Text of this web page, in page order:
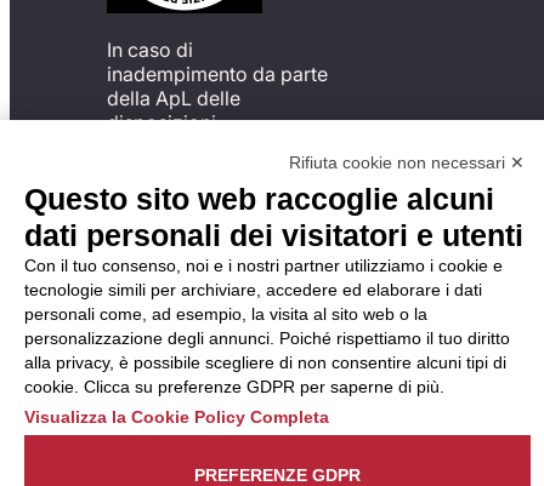
In caso di
inadempimento da parte
della ApL delle
disposizioni
possibile presentare un
reclamo
all’Organismo di
Monitoraggio utilizzando
una delle modalità
descritte al seguente
indirizzo web
https://odm-
agenzielavoro.it/reclami/.
Rifiuta cookie non necessari ✕
Questo sito web raccoglie alcuni
dati personali dei visitatori e utenti
Con il tuo consenso, noi e i nostri partner utilizziamo i cookie e
tecnologie simili per archiviare, accedere ed elaborare i dati
personali come, ad esempio, la visita al sito web o la
personalizzazione degli annunci. Poiché rispettiamo il tuo diritto
alla privacy, è possibile scegliere di non consentire alcuni tipi di
cookie. Clicca su preferenze GDPR per saperne di più.
Visualizza la Cookie Policy Completa
PREFERENZE GDPR